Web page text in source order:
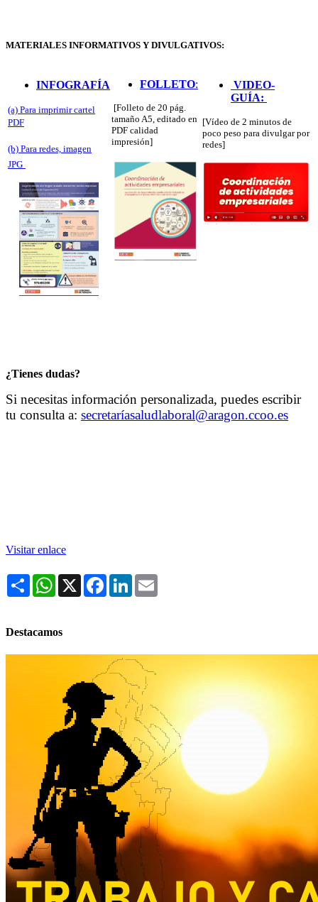
MATERIALES INFORMATIVOS Y DIVULGATIVOS:
INFOGRAFÍA
(a) Para imprimir cartel
PDF
(b) Para redes, imagen
JPG
FOLLETO:
[Folleto de 20 pág.
tamaño A5, editado en
PDF calidad
impresión]
VIDEO-
GUÍA:
[Vídeo de 2 minutos de
poco peso para divulgar por
redes]
¿Tienes dudas?
Si necesitas información personalizada, puedes escribir
tu consulta a: secretaríasaludlaboral@aragon.ccoo.es
Visitar enlace
Share WhatsApp
X FacebookLinkedIn
Destacamos